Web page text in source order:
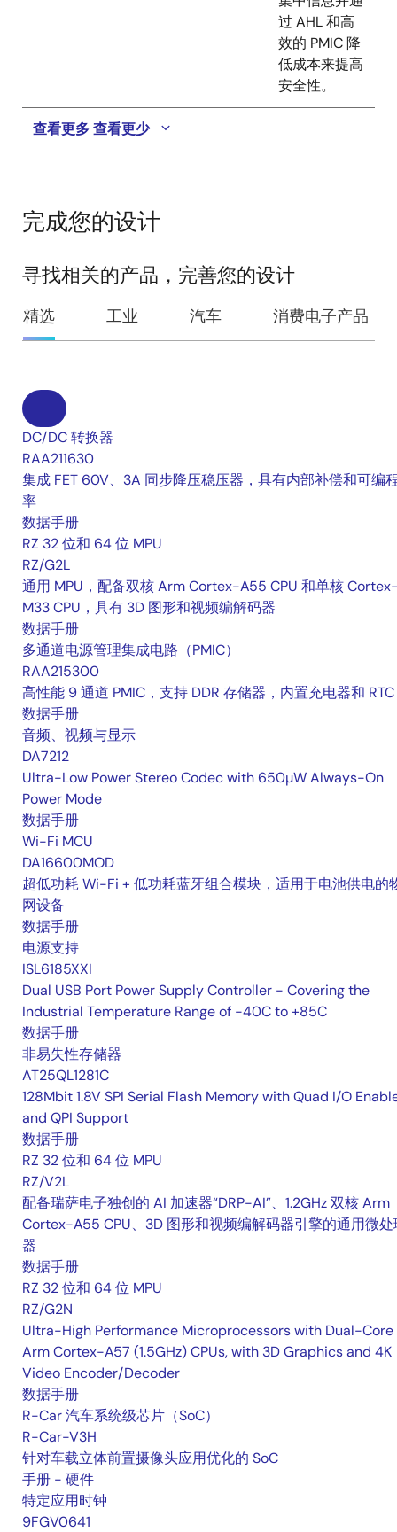
过 AHL 和高
效的 PMIC 降
低成本来提高
安全性。
查看更多查看更少
完成您的设计
寻找相关的产品，完善您的设计
精选 工业 汽车 消费电子产品
DC/DC 转换器
RAA211630
集成 FET 60V、3A 同步降压稳压器，具有内部补偿和可编
率
数据手册
RZ 32 位和 64 位 MPU
RZ/G2L
通用 MPU，配备双核 Arm Cortex-A55 CPU 和单核
M33 CPU，具有 3D 图形和视频编解码器
数据手册
多通道电源管理集成电路（PMIC）
RAA215300
高性能 9 通道 PMIC，支持 DDR 存储器，内置充电器和 RTC
数据手册
音频、视频与显示
DA7212
Ultra-Low Power Stereo Codec with 650µW Always-On
Power Mode
数据手册
Wi-Fi MCU
DA16600MOD
超低功耗 Wi-Fi + 低功耗蓝牙组合模块，适用于电池供电的
网设备
数据手册
电源支持
ISL6185XXI
Dual USB Port Power Supply Controller - Covering the
Industrial Temperature Range of -40C to +85C
数据手册
非易失性存储器
AT25QL1281C
128Mbit 1.8V SPI Serial Flash Memory with Quad I/O
and QPI Support
数据手册
RZ 32 位和 64 位 MPU
RZ/V2L
配备瑞萨电子独创的 AI 加速器“DRP-AI”、1.2GHz 双核 Arm
Cortex-A55 CPU、3D 图形和视频编解码器引擎的通用微处
器
数据手册
RZ 32 位和 64 位 MPU
RZ/G2N
Ultra-High Performance Microprocessors with Dual-Core
Arm Cortex-A57 (1.5GHz) CPUs, with 3D Graphics and 4K
Video Encoder/Decoder
数据手册
R-Car 汽车系统级芯片（SoC）
R-Car-V3H
针对车载立体前置摄像头应用优化的 SoC
手册 - 硬件
特定应用时钟
9FGV0641